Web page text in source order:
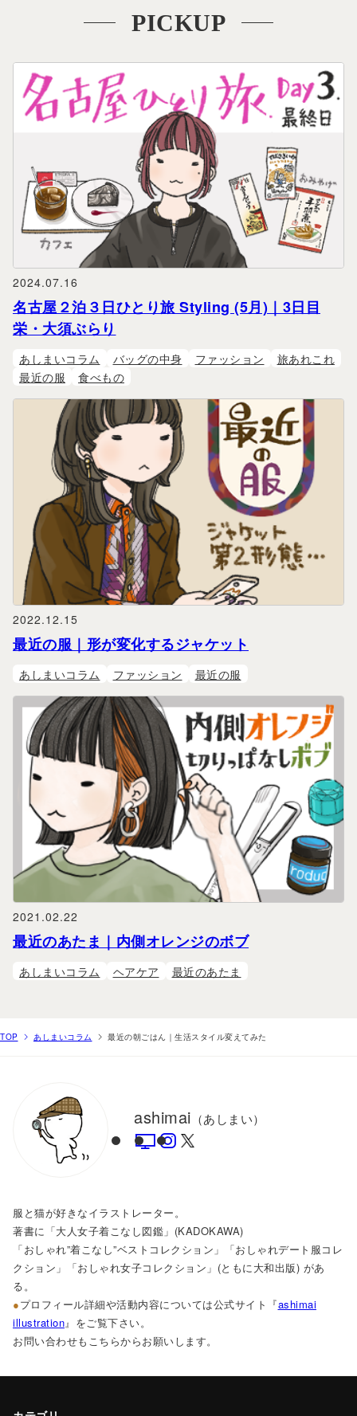
PICKUP
2024.07.16
名古屋２泊３日ひとり旅 Styling (5月)｜3日目
栄・大須ぶらり
あしまいコラム バッグの中身 ファッション
旅あれこれ
最近の服
食べもの
2022.12.15
最近の服｜形が変化するジャケット
あしまいコラム ファッション 最近の服
2021.02.22
最近のあたま｜内側オレンジのボブ
あしまいコラム ヘアケア 最近のあたま
TOP あしまいコラム 最近の朝ごはん｜生活スタイル変えてみた
ashimai （あしまい）
服と猫が好きなイラストレーター。
著書に「大人女子着こなし図鑑」(KADOKAWA)
「おしゃれ”着こなし”ベストコレクション」「おしゃれデート服コレ
クション」
「おしゃれ女子コレクション」(ともに大和出版) があ
る。
●プロフィール詳細や活動内容については公式サイト『ashimai
illustration』をご覧下さい。
お問い合わせもこちらからお願いします。